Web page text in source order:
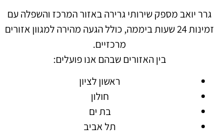
גרר יואב מספק שירותי גרירה באזור המרכז והשפלה עם
זמינות 24 שעות ביממה, כולל הגעה מהירה למגוון אזורים
מרכזיים.
בין האזורים שבהם אנו פועלים:
ראשון לציון
חולון
בת ים
תל אביב